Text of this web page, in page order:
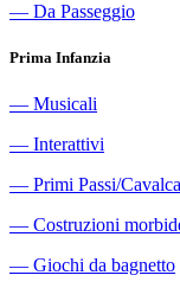
― Da Passeggio
Prima Infanzia
― Musicali
― Interattivi
― Primi Passi/
― Costruzioni
― Giochi da bagnetto